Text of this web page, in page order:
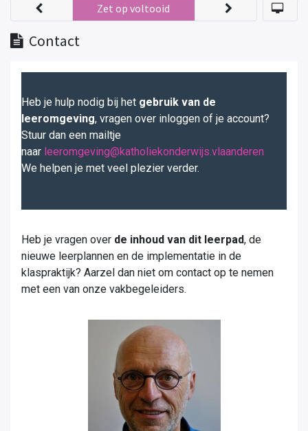
Contact
Zet op voltooid
Heb je hulp nodig bij het gebruik van de
leeromgeving, vragen over inloggen of je account?
Stuur dan een mailtje
naar leeromgeving@katholiekonderwijs.vlaanderen
We helpen je met veel plezier verder.
Heb je vragen over de inhoud van dit leerpad, de
nieuwe leerplannen en de implementatie in de
klaspraktijk? Aarzel dan niet om contact op te nemen
met een van onze vakbegeleiders.